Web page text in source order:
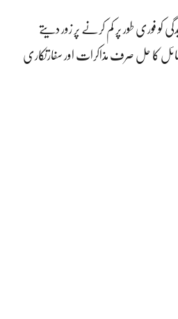
فوری طور پر کم کرنے پر زور دیتے
کا حل صرف مذاکرات اور سفارتکاری